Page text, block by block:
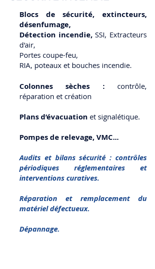
Blocs de sécurité, extincteurs,
désenfumage,
Détection incendie,SSI, Extracteurs
d'air,
Portes coupe-feu,
RIA, poteaux et bouches incendie.
Colonnes sèches : contrôle,
réparation et création
Plans d’évacuation et signalétique.
Pompes de relevage, VMC...
Audits et bilans sécurité : contrôles
périodiques réglementaires et
interventions curatives.
Réparation et remplacement du
matériel défectueux.
Dépannage.